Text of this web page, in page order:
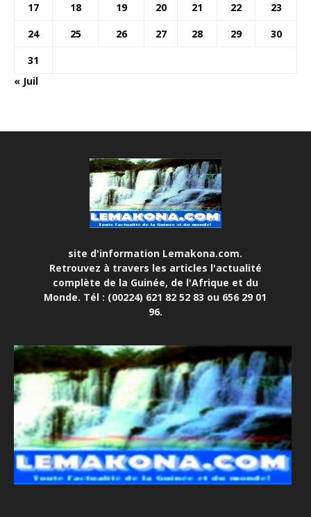
17
18 19 20 21 22
23
24
25 26 27 28 29
30
31
« Juil
site d'information Lemakona.com.
Retrouvez à travers les articles l'actualité
complète de la Guinée, de l'Afrique et du
Monde. Tél : (00224) 621 82 52 83 ou 656 29 01
96.